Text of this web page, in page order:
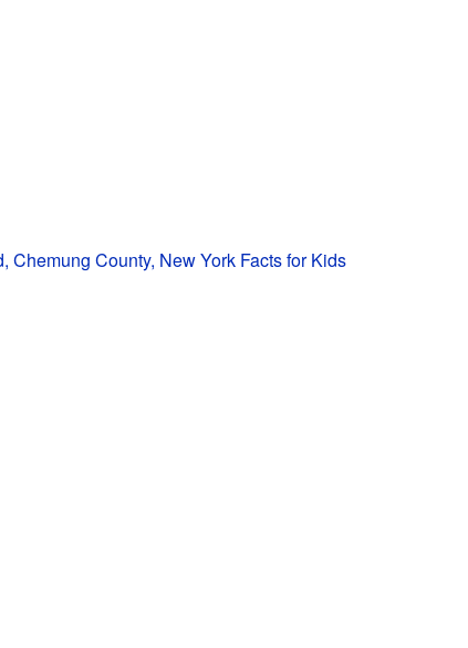
Chemung County, New York Facts for Kids